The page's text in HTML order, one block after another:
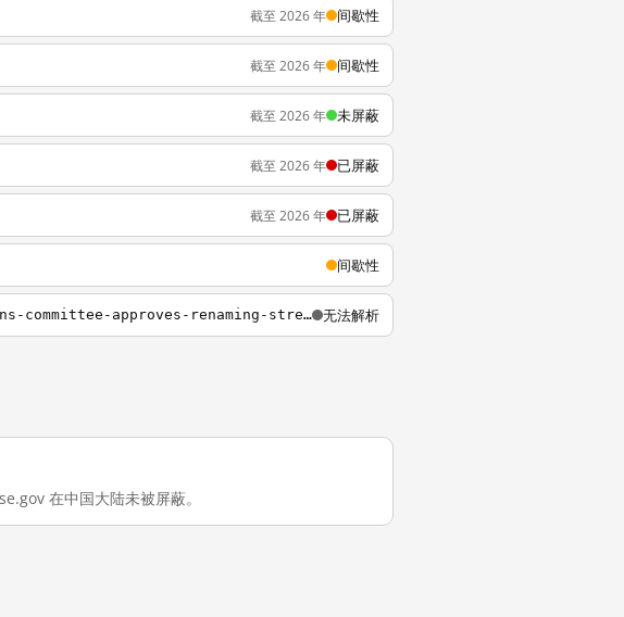
截至 2026 年 间歇性
截至 2026 年 间歇性
截至 2026 年 未屏蔽
截至 2026 年 已屏蔽
截至 2026 年 已屏蔽
间歇性
http://wolf.house.gov/media-center/press-releases/house-appropriations-committee-approves-renaming-street-in-front-of 无法解析
在中国大陆未被屏蔽。